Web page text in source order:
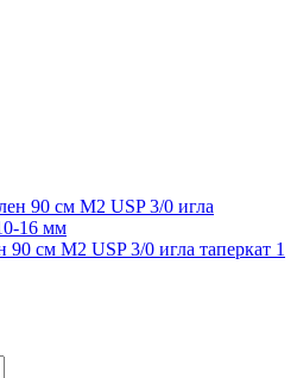
см М2 USP 3/0 игла таперкат 1